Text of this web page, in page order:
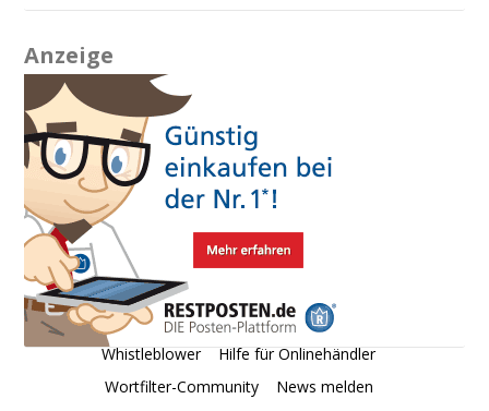
Anzeige
Whistleblower
Hilfe für Onlinehändler
Wortfilter-Community
News melden